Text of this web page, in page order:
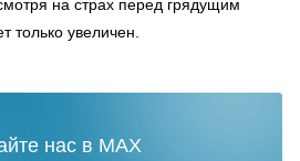
на страх перед грядущим
только увеличен.
нас в MAX